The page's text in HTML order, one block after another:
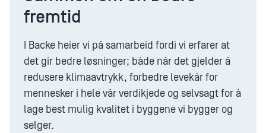
fremtid
I Backe heier vi på samarbeid fordi vi erfarer at
det gir bedre løsninger; både når det gjelder å
redusere klimaavtrykk, forbedre levekår for
mennesker i hele vår verdikjede og selvsagt for å
lage best mulig kvalitet i byggene vi bygger og
selger.